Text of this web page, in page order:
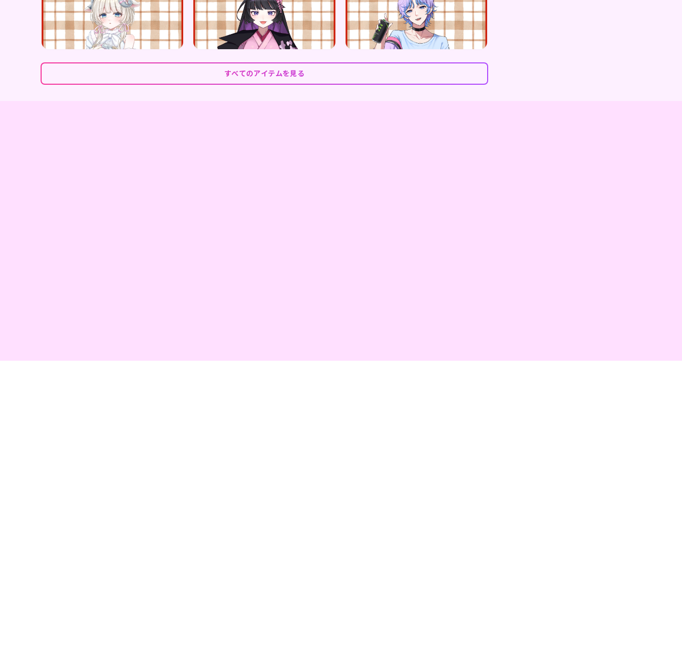
価格
¥1,100 購入はこちら
価格
¥1,100 購入はこちら
価格
¥1,100 購入はこちら
すべてのアイテムを見る